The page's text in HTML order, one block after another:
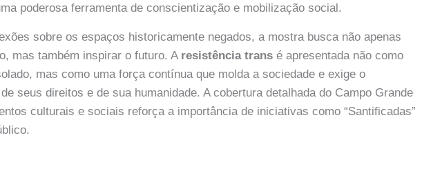
poderosa ferramenta de conscientização e mobilização social.
sobre os espaços historicamente negados, a mostra busca não apenas
mas também inspirar o futuro. A resistência trans é apresentada não como
mas como uma força contínua que molda a sociedade e exige o
seus direitos e de sua humanidade. A cobertura detalhada do Campo Grande
culturais e sociais reforça a importância de iniciativas como “Santificadas”